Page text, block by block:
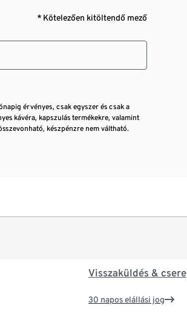
* Kötelezően kitöltendő mező
érvényes, csak egyszer és csak a
kávéra, kapszulás termékekre, valamint
készpénzre nem váltható.
Visszaküldés & csere
30 napos elállási jog